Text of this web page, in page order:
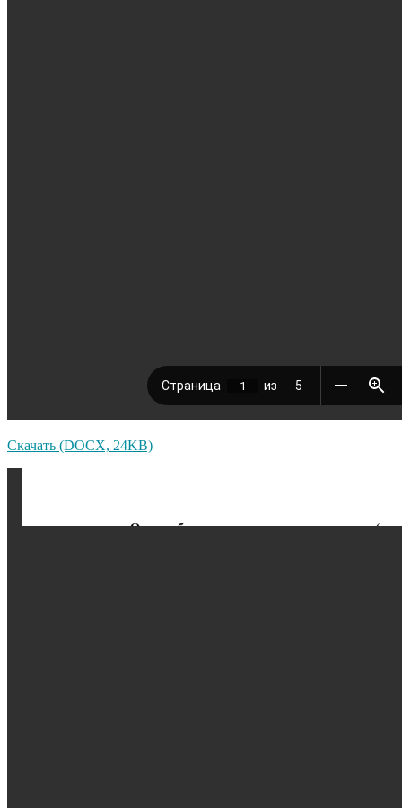
Скачать (DOCX, 24KB)